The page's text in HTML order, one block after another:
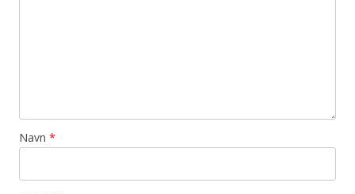
Navn *